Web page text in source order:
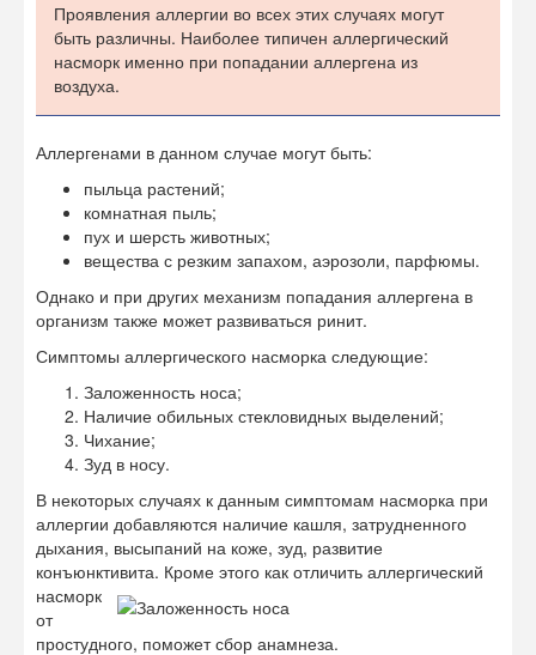
Проявления аллергии во всех этих случаях могут
быть различны. Наиболее типичен аллергический
насморк именно при попадании аллергена из
воздуха.
Аллергенами в данном случае могут быть:
пыльца растений;
комнатная пыль;
пух и шерсть животных;
вещества с резким запахом, аэрозоли, парфюмы.
Однако и при других механизм попадания аллергена в
организм также может развиваться ринит.
Симптомы аллергического насморка следующие:
Заложенность носа;
Наличие обильных стекловидных выделений;
Чихание;
Зуд в носу.
В некоторых случаях к данным симптомам насморка при
аллергии добавляются наличие кашля, затрудненного
дыхания, высыпаний на коже, зуд, развитие
конъюнктивита. Кроме этого как отличить аллергический
насморк
от
простудного, поможет сбор анамнеза.